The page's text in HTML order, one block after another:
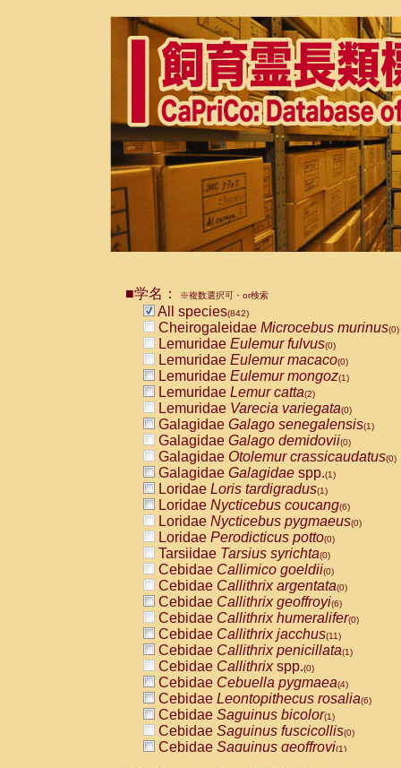
■学名： ※複数選択可・or検索
All species(842)
Cheirogaleidae Microcebus murinus(0)
Lemuridae Eulemur fulvus(0)
Lemuridae Eulemur macaco(0)
Lemuridae Eulemur mongoz(1)
Lemuridae Lemur catta(2)
Lemuridae Varecia variegata(0)
Galagidae Galago senegalensis(1)
Galagidae Galago demidovii(0)
Galagidae Otolemur crassicaudatus(0)
Galagidae Galagidae spp.(1)
Loridae Loris tardigradus(1)
Loridae Nycticebus coucang(6)
Loridae Nycticebus pygmaeus(0)
Loridae Perodicticus potto(0)
Tarsiidae Tarsius syrichta(0)
Cebidae Callimico goeldii(0)
Cebidae Callithrix argentata(0)
Cebidae Callithrix geoffroyi(6)
Cebidae Callithrix humeralifer(0)
Cebidae Callithrix jacchus(11)
Cebidae Callithrix penicillata(1)
Cebidae Callithrixspp.(0)
Cebidae Cebuella pygmaea(4)
Cebidae Leontopithecus rosalia(6)
Cebidae Saguinus bicolor(1)
Cebidae Saguinus fuscicollis(0)
Cebidae Saguinus geoffroyi(1)